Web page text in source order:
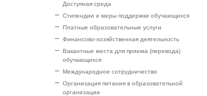
Доступная среда
Стипендии и меры поддержки обучающихся
Платные образовательные услуги
Финансово-хозяйственная деятельность
Вакантные места для приема (перевода)
обучающихся
Международное сотрудничество
Организация питания в образовательной
организации